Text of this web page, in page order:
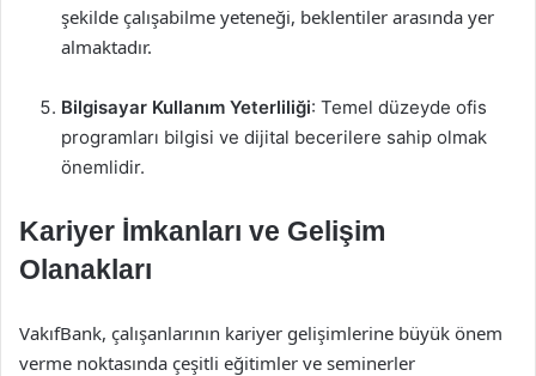
şekilde çalışabilme yeteneği, beklentiler arasında yer
almaktadır.
Bilgisayar Kullanım Yeterliliği: Temel düzeyde ofis
programları bilgisi ve dijital becerilere sahip olmak
önemlidir.
Kariyer İmkanları ve Gelişim
Olanakları
VakıfBank, çalışanlarının kariyer gelişimlerine büyük önem
verme noktasında çeşitli eğitimler ve seminerler